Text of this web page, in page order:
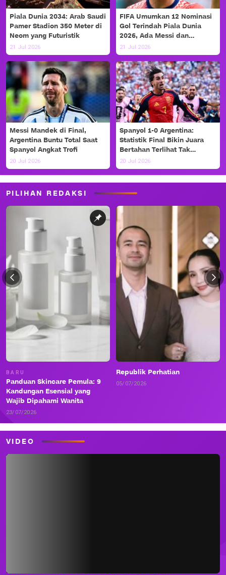
Piala Dunia 2034: Arab Saudi
Pamer Stadion 350 Meter di
Neom yang Futuristik
21 Jul 2026
FIFA Umumkan 12 Nominasi
Gol Terindah Piala Dunia
2026, Ada Messi dan
Haaland!
21 Jul 2026
Messi Mandek di Final,
Argentina Buntu Total Saat
Spanyol Angkat Trofi
20 Jul 2026
Spanyol 1-0 Argentina:
Statistik Final Bikin Juara
Bertahan Terlihat Tak
Berdaya
20 Jul 2026
PILIHAN REDAKSI
BARU
Panduan Skincare Pemula: 9
Kandungan Esensial yang
Wajib Dipahami Wanita
23/07/2026
Republik Perhatian
05/07/2026
VIDEO